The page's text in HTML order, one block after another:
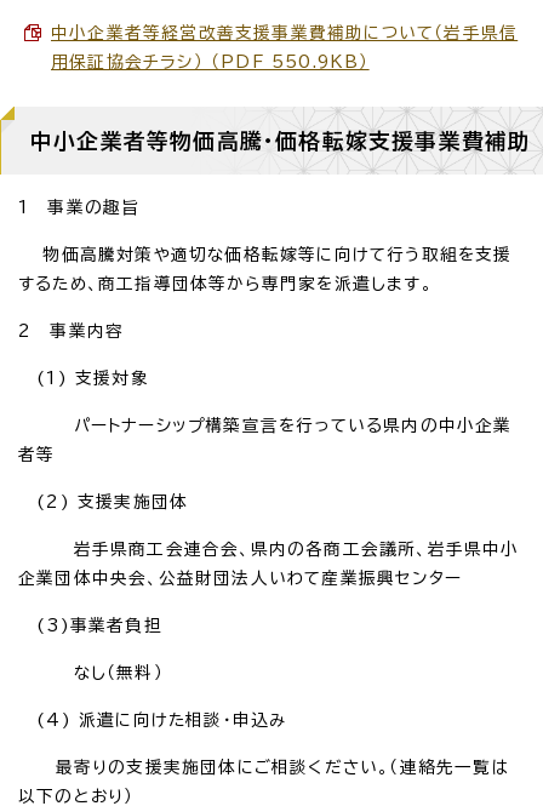
中小企業者等経営改善支援事業費補助について（岩手県信
用保証協会チラシ） （PDF 550.9KB）
中小企業者等物価高騰・価格転嫁支援事業費補助
1 事業の趣旨
物価高騰対策や適切な価格転嫁等に向けて行う取組を支援
するため、商工指導団体等から専門家を派遣します。
2 事業内容
(1) 支援対象
パートナーシップ構築宣言を行っている県内の中小企業
者等
(2) 支援実施団体
岩手県商工会連合会、県内の各商工会議所、岩手県中小
企業団体中央会、公益財団法人いわて産業振興センター
(3)事業者負担
なし（無料）
(4) 派遣に向けた相談・申込み
最寄りの支援実施団体にご相談ください。（連絡先一覧は
以下のとおり）